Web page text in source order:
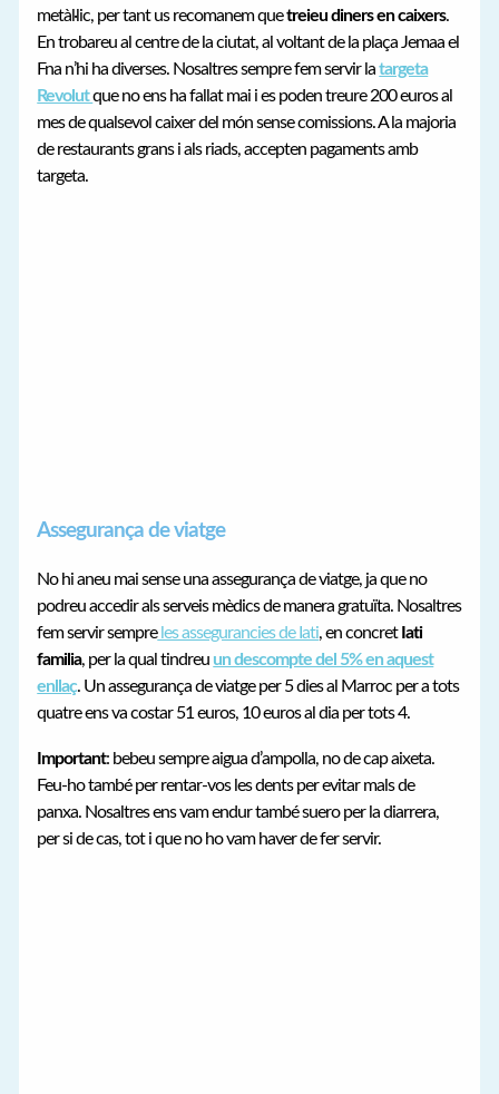
metàl·lic, per tant us recomanem quetreieu diners en caixers.
En trobareu al centre de la ciutat, al voltant de la plaça Jemaa el
Fna n’hi ha diverses. Nosaltres sempre fem servir latargeta
Revolutque no ens ha fallat mai i es poden treure 200 euros al
mes de qualsevol caixer del món sense comissions. A la majoria
de restaurants grans i als riads, accepten pagaments amb
targeta.
Assegurança de viatge
No hi aneu mai sense una assegurança de viatge, ja que no
podreu accedir als serveis mèdics de manera gratuïta. Nosaltres
fem servir sempreles assegurancies de Iati, en concret Iati
familia, per la qual tindreu un descompte del 5% en aquest
enllaç. Un assegurança de viatge per 5 dies al Marroc per a tots
quatre ens va costar 51 euros, 10 euros al dia per tots 4.
Important: bebeu sempre aigua d’ampolla, no de cap aixeta.
Feu-ho també per rentar-vos les dents per evitar mals de
panxa. Nosaltres ens vam endur també suero per la diarrera,
per si de cas, tot i que no ho vam haver de fer servir.